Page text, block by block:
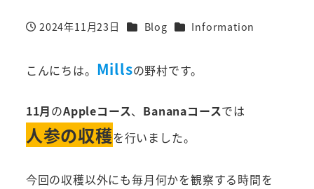
投稿日
2024年11月23日 カテゴリー
Blog カテゴリー
Information
こんにちは。 Millsの野村です。
11月のAppleコース、 Bananaコースでは
人参の収穫を行いました。
今回の収穫以外にも毎月何かを観察する時間を